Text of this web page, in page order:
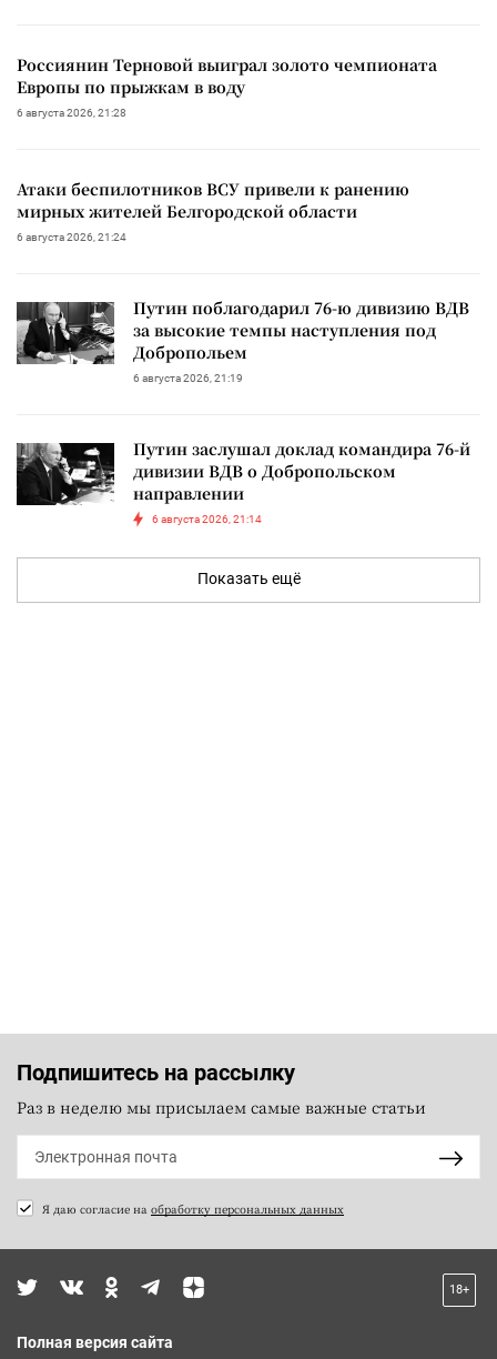
Россиянин Терновой выиграл золото чемпионата
Европы по прыжкам в воду
6 августа 2026, 21:28
Атаки беспилотников ВСУ привели к ранению
мирных жителей Белгородской области
6 августа 2026, 21:24
Путин поблагодарил 76-ю дивизию ВДВ
за высокие темпы наступления под
Добропольем
6 августа 2026, 21:19
Путин заслушал доклад командира 76-й
дивизии ВДВ о Добропольском
направлении
6 августа 2026, 21:14
Показать ещё
Подпишитесь на рассылку
Раз в неделю мы присылаем самые важные статьи
Я даю согласие на обработку персональных данных
18+
Полная версия сайта